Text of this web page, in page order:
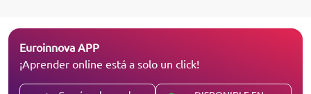
Euroinnova APP
¡Aprender online está a solo un click!